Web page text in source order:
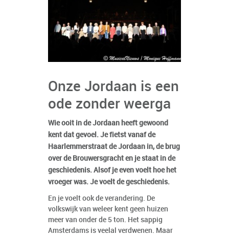
Onze Jordaan is een
ode zonder weerga
Wie ooit in de Jordaan heeft gewoond
kent dat gevoel. Je fietst vanaf de
Haarlemmerstraat de Jordaan in, de brug
over de Brouwersgracht en je staat in de
geschiedenis. Alsof je even voelt hoe het
vroeger was. Je voelt de geschiedenis.
En je voelt ook de verandering. De
volkswijk van weleer kent geen huizen
meer van onder de 5 ton. Het sappig
Amsterdams is veelal verdwenen. Maar